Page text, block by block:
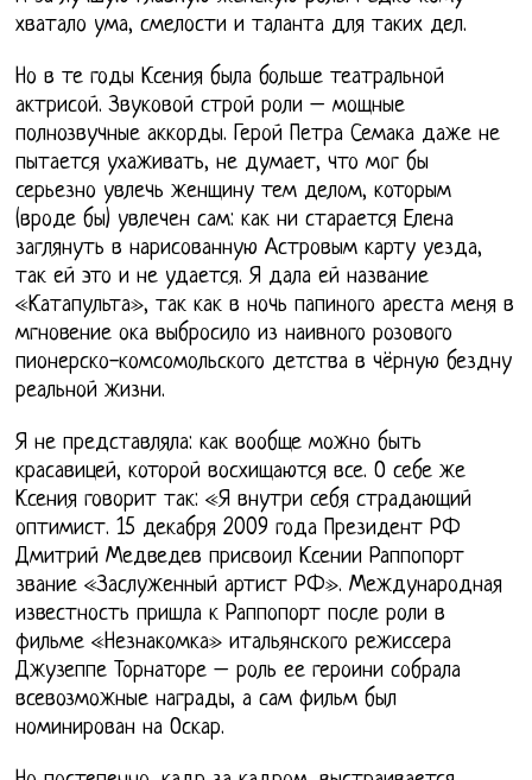
хватало ума, смелости и таланта для таких дел.
Но в те годы Ксения была больше театральной
актрисой. Звуковой строй роли – мощные
полнозвучные аккорды. Герой Петра Семака даже не
пытается ухаживать, не думает, что мог бы
серьезно увлечь женщину тем делом, которым
(вроде бы) увлечен сам: как ни старается Елена
заглянуть в нарисованную Астровым карту уезда,
так ей это и не удается. Я дала ей название
«Катапульта», так как в ночь папиного ареста меня в
мгновение ока выбросило из наивного розового
пионерско-комсомольского детства в чёрную бездну
реальной жизни.
Я не представляла: как вообще можно быть
красавицей, которой восхищаются все. О себе же
Ксения говорит так: «Я внутри себя страдающий
оптимист. 15 декабря 2009 года Президент РФ
Дмитрий Медведев присвоил Ксении Раппопорт
звание «Заслуженный артист РФ». Международная
известность пришла к Раппопорт после роли в
фильме «Незнакомка» итальянского режиссера
Джузеппе Торнаторе – роль ее героини собрала
всевозможные награды, а сам фильм был
номинирован на Оскар.